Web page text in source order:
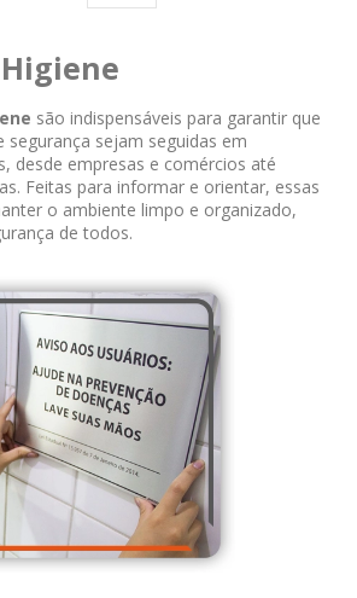
são indispensáveis para garantir que
segurança sejam seguidas em
desde empresas e comércios até
Feitas para informar e orientar, essas
o ambiente limpo e organizado,
de todos.